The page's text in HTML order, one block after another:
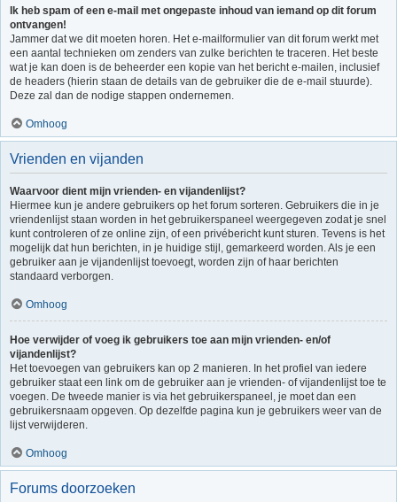
Ik heb spam of een e-mail met ongepaste inhoud van iemand op dit forum
ontvangen!
Jammer dat we dit moeten horen. Het e-mailformulier van dit forum werkt met
een aantal technieken om zenders van zulke berichten te traceren. Het beste
wat je kan doen is de beheerder een kopie van het bericht e-mailen, inclusief
de headers (hierin staan de details van de gebruiker die de e-mail stuurde).
Deze zal dan de nodige stappen ondernemen.
Omhoog
Vrienden en vijanden
Waarvoor dient mijn vrienden- en vijandenlijst?
Hiermee kun je andere gebruikers op het forum sorteren. Gebruikers die in je
vriendenlijst staan worden in het gebruikerspaneel weergegeven zodat je snel
kunt controleren of ze online zijn, of een privébericht kunt sturen. Tevens is het
mogelijk dat hun berichten, in je huidige stijl, gemarkeerd worden. Als je een
gebruiker aan je vijandenlijst toevoegt, worden zijn of haar berichten
standaard verborgen.
Omhoog
Hoe verwijder of voeg ik gebruikers toe aan mijn vrienden- en/of
vijandenlijst?
Het toevoegen van gebruikers kan op 2 manieren. In het profiel van iedere
gebruiker staat een link om de gebruiker aan je vrienden- of vijandenlijst toe te
voegen. De tweede manier is via het gebruikerspaneel, je moet dan een
gebruikersnaam opgeven. Op dezelfde pagina kun je gebruikers weer van de
lijst verwijderen.
Omhoog
Forums doorzoeken